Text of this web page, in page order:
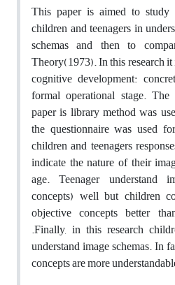
This paper is aimed to study
children and teenagers in
schemas and then to
Theory(1973). In this research
cognitive development:
formal operational stage.
paper is library method was
the questionnaire was used
children and teenagers
indicate the nature of their
age. Teenager understand
concepts) well but children
objective concepts better
.Finally, in this research
understand image schemas. In
concepts are more